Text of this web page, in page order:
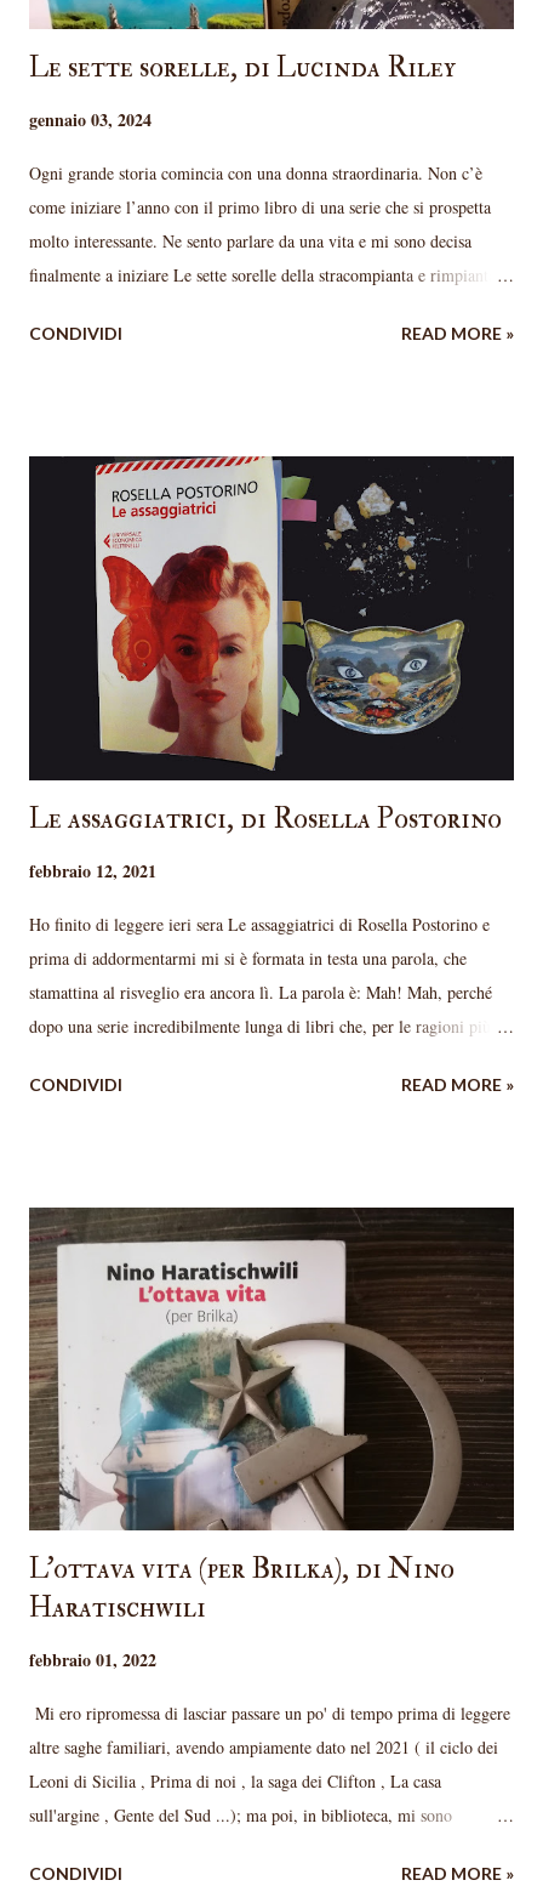
Le sette sorelle, di Lucinda Riley
gennaio 03, 2024
Ogni grande storia comincia con una donna straordinaria. Non c’è
come iniziare l’anno con il primo libro di una serie che si prospetta
molto interessante. Ne sento parlare da una vita e mi sono decisa
finalmente a iniziare Le sette sorelle della stracompianta e rimpianta
fatto apprezzare ancora di più questo primo romanzo; non nascondo
rete. In brevissimo: Pa’ Salt è l’eccentrico proprietario di Atlantis,
uno splendido castello sul lago di Ginevra. Periodicamente porta lì
una bambina adottata che chiama come una delle Pleiadi (le Sette
Sorelle, appunto), la lascia alle cure di Marina e riparte. A queste sei
bambine (sono sei, non sette, immagino si capirà il perché) darà la
possibilità di crescere ed eman...
CONDIVIDI READ MORE »
Le assaggiatrici, di Rosella Postorino
febbraio 12, 2021
Ho finito di leggere ieri sera Le assaggiatrici di Rosella Postorino e
prima di addormentarmi mi si è formata in testa una parola, che
stamattina al risveglio era ancora lì. La parola è: Mah! Mah, perché
dopo una serie incredibilmente lunga di libri che, per le ragioni più
da un bel po' che volevo leggerlo e forse, contrariamente al mio solito,
Postorino ha una prosa piacevole e fluida, la storia si segue benissimo
e i personaggi sono ben delineati. È un bel libro, ma mi aspettavo ben
di più da una storia curiosa e poco conosciuta come quella delle
assaggiatrici di Hitler. Il libro racconta le vicende di Rosa , che vive a
casa dei suoceri mentre il marito è in guerra in Russia e viene reclutata
come ass...
CONDIVIDI READ MORE »
L'ottava vita (per Brilka), di Nino
Haratischwili
febbraio 01, 2022
Mi ero ripromessa di lasciar passare un po' di tempo prima di leggere
altre saghe familiari, avendo ampiamente dato nel 2021 ( il ciclo dei
Leoni di Sicilia , Prima di noi , la saga dei Clifton , La casa
sull'argine , Gente del Sud ...); ma poi, in biblioteca, mi sono
sono incuriosita. In più, Nino Haratischwili nasce drammaturga e
CONDIVIDI READ MORE »